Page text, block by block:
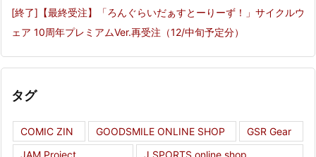
[終了]【最終受注】「ろんぐらいだぁすとーりーず！」サイクルウ
ェア 10周年プレミアムVer.再受注（12/中旬予定分）
タグ
COMIC ZIN GOODSMILE ONLINE SHOP
GSR Gear
JAM Project
J SPORTS online shop